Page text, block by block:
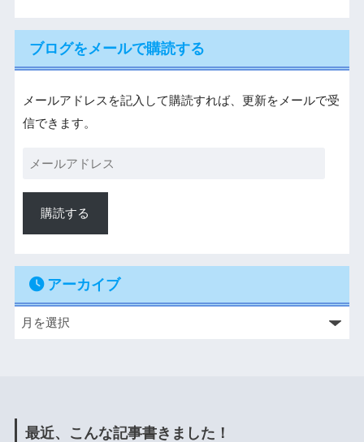
ブログをメールで購読する
メールアドレスを記入して購読すれば、更新をメールで受
信できます。
購読する
アーカイブ
最近、こんな記事書きました！